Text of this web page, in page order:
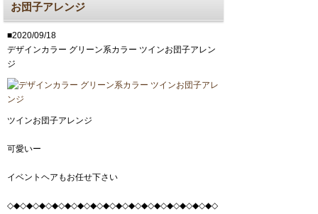
お団子アレンジ
■2020/09/18
デザインカラー グリーン系カラー ツインお団子アレン
ジ
ツインお団子アレンジ
可愛いー
イベントヘアもお任せ下さい
◇◆◇◆◇◆◇◆◇◆◇◆◇◆◇◆◇◆◇◆◇◆◇◆◇◆◇◆◇◆◇◆◇